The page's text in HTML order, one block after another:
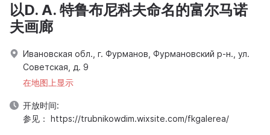
以D. A. 特鲁布尼科夫命名的富尔马诺
夫画廊
Ивановская обл., г. Фурманов, Фурмановский р-н., ул.
Советская, д. 9
在地图上显示
开放时间:
参见： https://trubnikowdim.wixsite.com/fkgalerea/